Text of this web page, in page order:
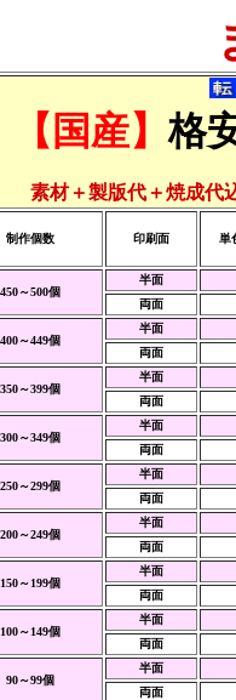
【国産】格
素材＋製版代＋焼成代
制作個数 印刷面 単
450～500個
半面
両面
400～449個
半面
両面
350～399個
半面
両面
300～349個
半面
両面
250～299個
半面
両面
200～249個
半面
両面
150～199個
半面
両面
100～149個
半面
両面
90～99個
半面
両面